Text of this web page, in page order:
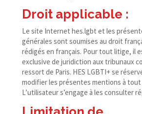
Droit applicable :
Le site Internet hes​.lgbt et les
générales sont soumises au droit
rédigés en français. Pour tout litige, il
exclusive de juridiction aux tribunaux
ressort de Paris. HES LGBTI+ se
modifier les présentes mentions à tout
L’utilisateur s’engage à les consulter